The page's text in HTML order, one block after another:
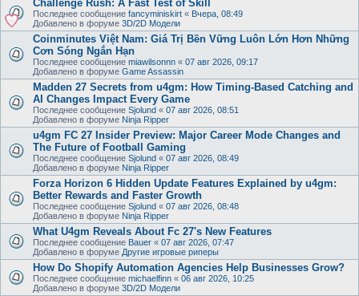
Challenge Rush: A Fast Test of Skill
Последнее сообщение fancyminiskirt « Вчера, 08:49
Добавлено в форуме 3D/2D Модели
Coinminutes Việt Nam: Giá Trị Bền Vững Luôn Lớn Hơn Những
Cơn Sóng Ngắn Hạn
Последнее сообщение miawilsonnn « 07 авг 2026, 09:17
Добавлено в форуме Game Assassin
Madden 27 Secrets from u4gm: How Timing-Based Catching and
AI Changes Impact Every Game
Последнее сообщение Sjolund « 07 авг 2026, 08:51
Добавлено в форуме Ninja Ripper
u4gm FC 27 Insider Preview: Major Career Mode Changes and
The Future of Football Gaming
Последнее сообщение Sjolund « 07 авг 2026, 08:49
Добавлено в форуме Ninja Ripper
Forza Horizon 6 Hidden Update Features Explained by u4gm:
Better Rewards and Faster Growth
Последнее сообщение Sjolund « 07 авг 2026, 08:48
Добавлено в форуме Ninja Ripper
What U4gm Reveals About Fc 27's New Features
Последнее сообщение Bauer « 07 авг 2026, 07:47
Добавлено в форуме Другие игровые риперы
How Do Shopify Automation Agencies Help Businesses Grow?
Последнее сообщение michaelfinn « 06 авг 2026, 10:25
Добавлено в форуме 3D/2D Модели